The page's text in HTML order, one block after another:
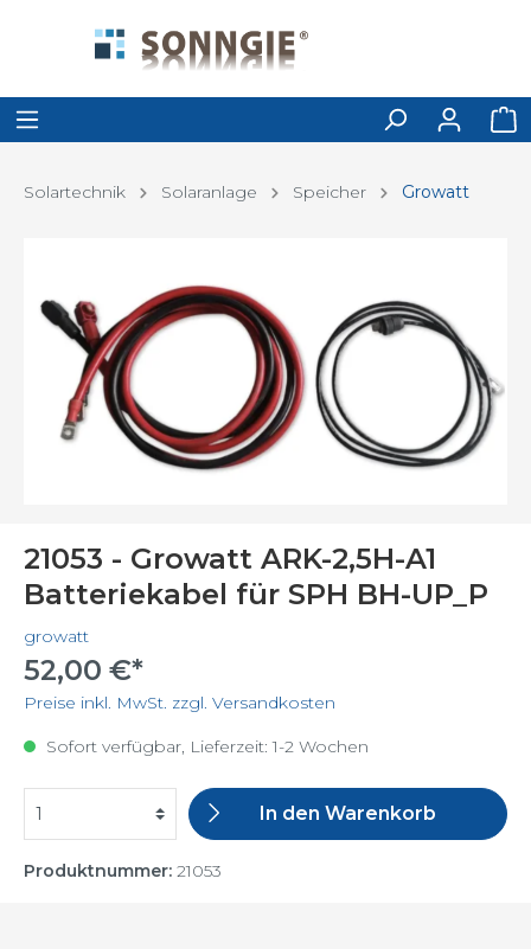
Solartechnik Solaranlage Speicher Growatt
21053 - Growatt ARK-2,5H-A1
Batteriekabel für SPH BH-UP_P
growatt
52,00 €*
Preise inkl. MwSt. zzgl. Versandkosten
Sofort verfügbar, Lieferzeit: 1-2 Wochen
In den Warenkorb
Produktnummer: 21053